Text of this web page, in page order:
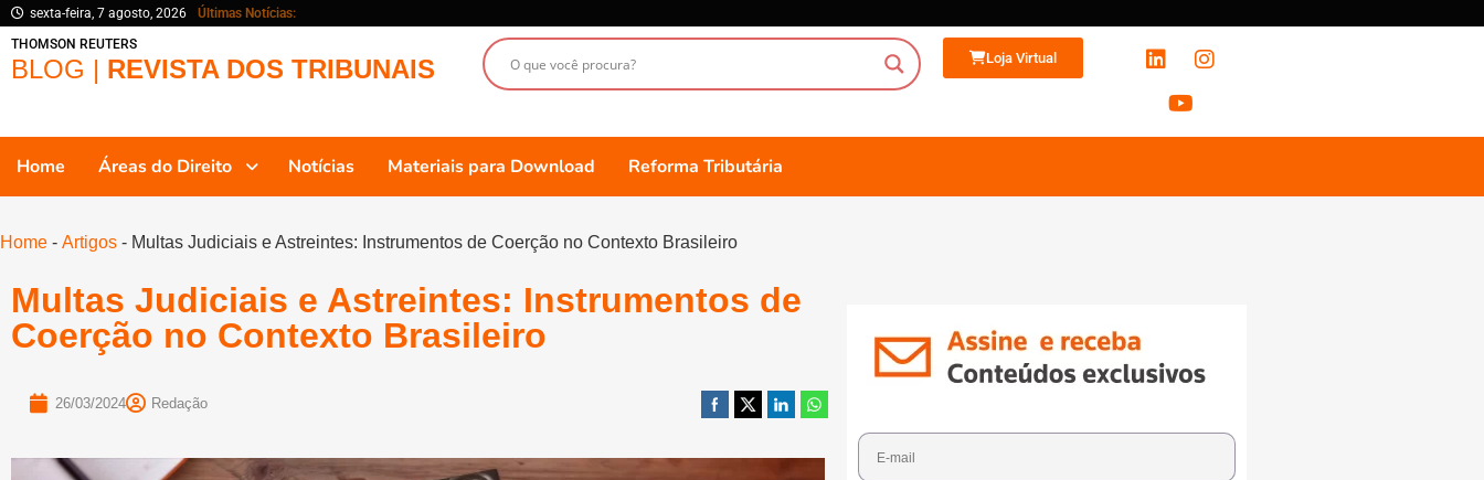
sexta-feira, 7 agosto, 2026
Últimas Notícias:
THOMSON REUTERS
BLOG | REVISTA DOS TRIBUNAIS Loja Virtual
Home Áreas do Direito Notícias Materiais para Download Reforma Tributária
Home - Artigos - Multas Judiciais e Astreintes: Instrumentos de Coerção no Contexto Brasileiro
Multas Judiciais e Astreintes: Instrumentos de
Coerção no Contexto Brasileiro
26/03/2024 Redação